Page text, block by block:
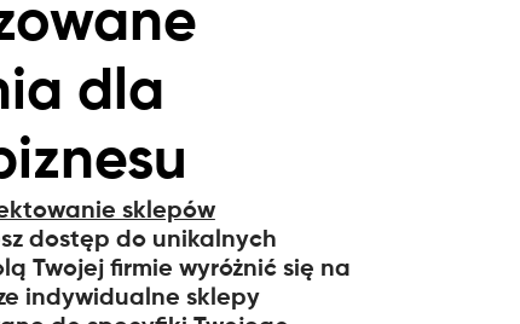
dla
sklepów
dostęp do unikalnych
Twojej firmie wyróżnić się na
indywidualne sklepy